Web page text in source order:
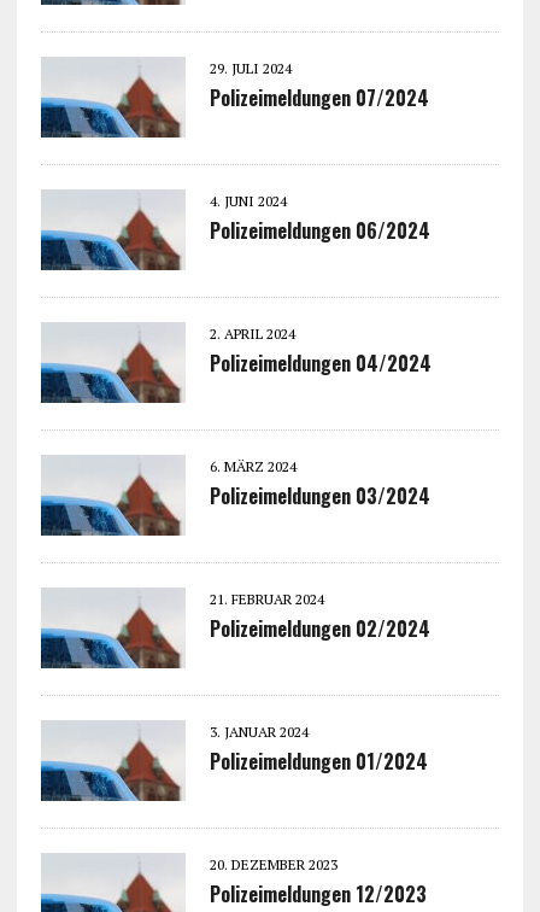
29. JULI 2024
Polizeimeldungen 07/2024
4. JUNI 2024
Polizeimeldungen 06/2024
2. APRIL 2024
Polizeimeldungen 04/2024
6. MÄRZ 2024
Polizeimeldungen 03/2024
21. FEBRUAR 2024
Polizeimeldungen 02/2024
3. JANUAR 2024
Polizeimeldungen 01/2024
20. DEZEMBER 2023
Polizeimeldungen 12/2023